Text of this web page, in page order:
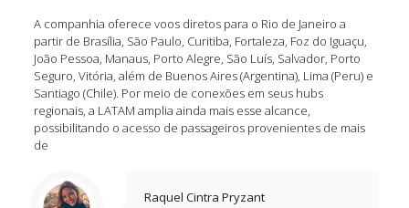
A companhia oferece voos diretos para o Rio de Janeiro a
partir de Brasília, São Paulo, Curitiba, Fortaleza, Foz do Iguaçu,
João Pessoa, Manaus, Porto Alegre, São Luís, Salvador, Porto
Seguro, Vitória, além de Buenos Aires (Argentina), Lima (Peru) e
Santiago (Chile). Por meio de conexões em seus hubs
regionais, a LATAM amplia ainda mais esse alcance,
possibilitando o acesso de passageiros provenientes de mais
de
Raquel Cintra Pryzant